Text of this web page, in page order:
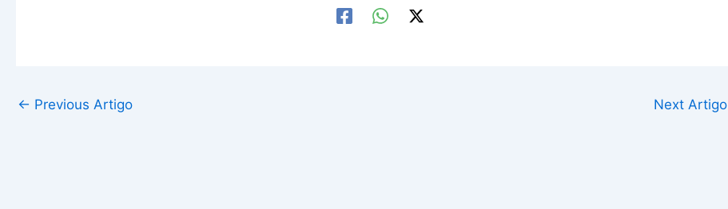
← Previous Artigo Next Artigo